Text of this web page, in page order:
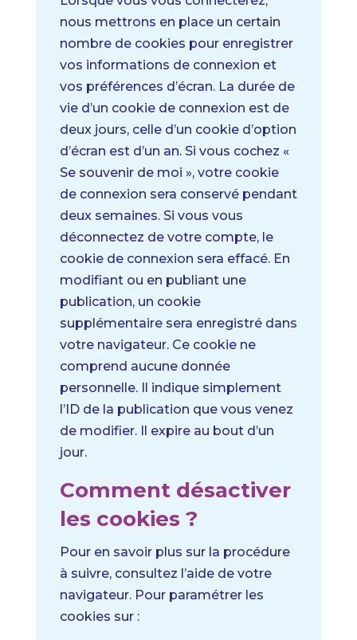
nous mettrons en place un certain
nombre de cookies pour enregistrer
vos informations de connexion et
vos préférences d’écran. La durée de
vie d’un cookie de connexion est de
deux jours, celle d’un cookie d’option
d’écran est d’un an. Si vous cochez «
Se souvenir de moi », votre cookie
de connexion sera conservé pendant
deux semaines. Si vous vous
déconnectez de votre compte, le
cookie de connexion sera effacé. En
modifiant ou en publiant une
publication, un cookie
supplémentaire sera enregistré dans
votre navigateur. Ce cookie ne
comprend aucune donnée
personnelle. Il indique simplement
l’ID de la publication que vous venez
de modifier. Il expire au bout d’un
jour.
Comment désactiver
les cookies ?
Pour en savoir plus sur la procédure
à suivre, consultez l’aide de votre
navigateur. Pour paramétrer les
cookies sur :